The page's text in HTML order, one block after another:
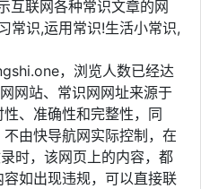
互联网各种常识文章的网
常识,运用常识!生活小常识,
，浏览人数已经达
网站、常识网网址来源于
、准确性和完整性，同
由快导航网实际控制，在
时，该网页上的内容，都
如出现违规，可以直接联